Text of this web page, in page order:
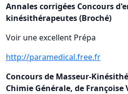
Annales corrigées Concours
kinésithérapeutes (Broché)
Voir une excellent Prépa
http://paramedical.free.fr
Concours de Masseur-
Chimie Générale, de